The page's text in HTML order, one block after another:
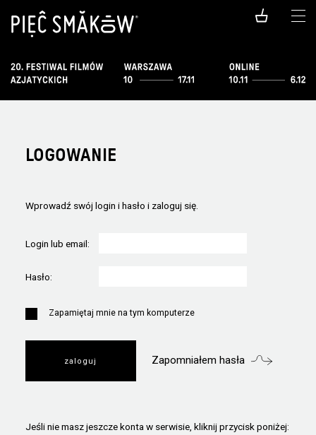
LOGOWANIE
Wprowadź swój login i hasło i zaloguj się.
Login lub email:
Hasło:
Zapamiętaj mnie na tym komputerze
Zapomniałem hasła
Jeśli nie masz jeszcze konta w serwisie, kliknij przycisk poniżej: